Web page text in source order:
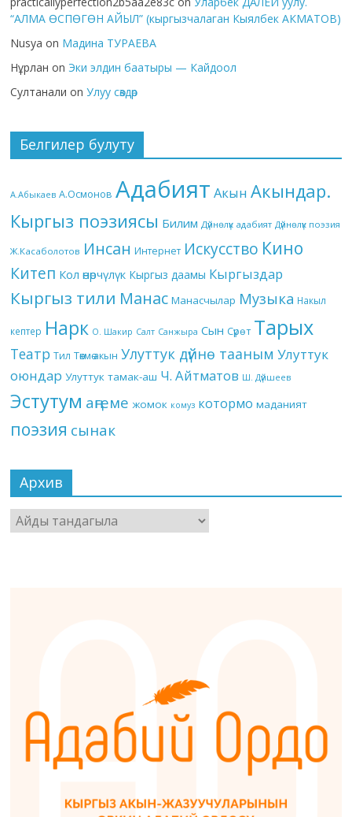
“АЛМА ӨСПӨГӨН АЙЫЛ” (кыргызчалаган Кыялбек АКМАТОВ)
Nusya on Мадина ТУРАЕВА
Нұрлан on Эки элдин баатыры — Кайдоол
Султанали onУлуу сөздөр
Белгилер булуту
А.Абыкаев А.Осмонов Адабият Акын Акындар.
Кыргыз поэзиясы Билим Дүйнөлүк адабият Дүйнөлүк поэзия
Ж.Касаболотов Инсан Интернет Искусство Кино
Китеп Кол өнөрчүлүк Кыргыз даамы Кыргыздар
Кыргыз тили Манас Манасчылар Музыка Накыл
кептер Нарк О. Шакир Салт Санжыра Сын Сүрөт Тарых
Театр Тил Төкмө акын Улуттук дүйнө тааным Улуттук
оюндар Улуттук тамак-аш Ч. Айтматов Ш. Дүйшеев
Эстутум аңгеме жомок комуз котормо маданият
поэзия сынак
Архив
Архив